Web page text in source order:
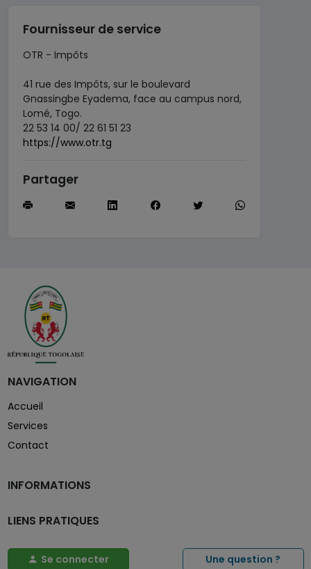
Fournisseur de service
OTR - Impôts
41 rue des Impôts, sur le boulevard
Gnassingbe Eyadema, face au campus nord,
Lomé, Togo.
22 53 14 00/ 22 61 51 23
https://www.otr.tg
Partager
NAVIGATION
Accueil
Services
Contact
INFORMATIONS
LIENS PRATIQUES
Se connecter Une question ?